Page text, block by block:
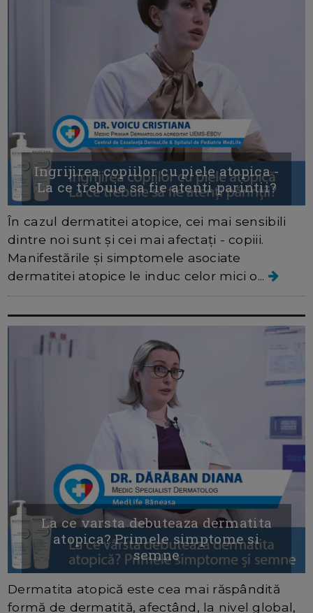
Ingrijirea copiilor cu piele atopica -
La ce trebuie sa fie atenti parintii?
În cazul dermatitei atopice, cei mai sensibili
dintre noi sunt şi cei mai afectaţi - copiii.
Manifestările şi simptomele asociate
dermatitei atopice le induc celor mici o...
La ce varsta debuteaza dermatita
atopica? Primele simptome si
semne
Dermatita atopică este cea mai răspândită
formă de dermatită, afectând, la nivel global,